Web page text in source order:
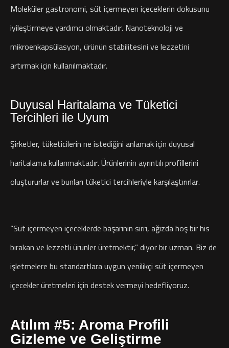
Moleküler gastronomi, süt içermeyen içeceklerin dokusunu
iyileştirmeye yardımcı olmaktadır. Nanoteknoloji ve
mikroenkapsülasyon, ürünün stabilitesini ve lezzetini
artırmak için kullanılmaktadır.
Duyusal Haritalama ve Tüketici
Tercihleri ile Uyum
Şirketler, tüketicilerin ne istediğini anlamak için duyusal
haritalama kullanmaktadır. Ürünlerinin ayrıntılı profillerini
oluştururlar ve bunları tüketici tercihleriyle karşılaştırırlar.
“Süt içermeyen içeceklerde başarının sırrı, ağızda hoş bir his
bırakan ve lezzetli ürünler üretmektir,” diyor bir uzman. Biz de
işletmelere bu standartlara uygun yenilikçi süt içermeyen
içecekler üretmeleri için destek vermeyi hedefliyoruz.
Atılım #5: Aroma Profili
Gizleme ve Geliştirme